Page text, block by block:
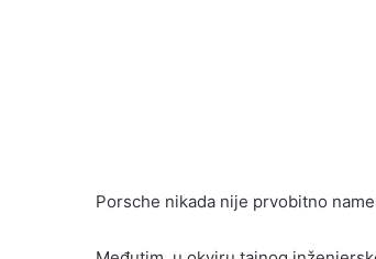
Porsche nikada nije prvobitno